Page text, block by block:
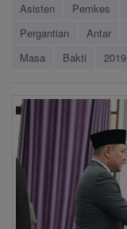
Asisten Pemkes
Pergantian
Antar
Masa
Bakti 2019